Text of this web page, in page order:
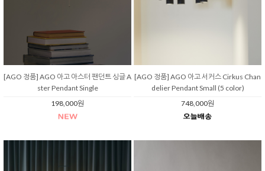
[AGO 정품] AGO 아고 아스터 팬던트 싱글 A
ster Pendant Single
198,000원
[AGO 정품] AGO 아고 서커스 Cirkus Chan
delier Pendant Small (5 color)
748,000원